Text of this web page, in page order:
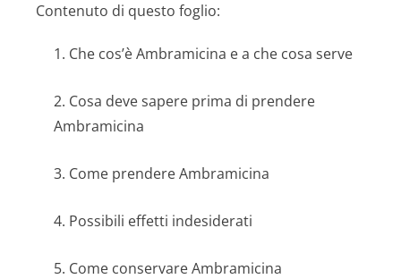
Contenuto di questo foglio:
1. Che cos’è Ambramicina e a che cosa serve
2. Cosa deve sapere prima di prendere
Ambramicina
3. Come prendere Ambramicina
4. Possibili effetti indesiderati
5. Come conservare Ambramicina